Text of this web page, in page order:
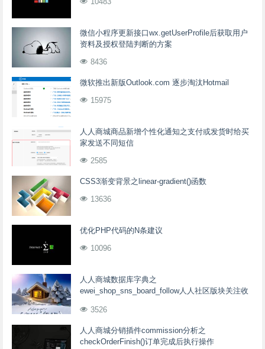
微信小程序更新接口wx.getUserProfile后获取用户
资料及授权登陆判断的方案
8436
微软推出新版Outlook.com 逐步淘汰Hotmail
15975
人人商城商品新增个性化通知之支付或发货时给买
家发送不同短信
2585
CSS3渐变背景之linear-gradient()函数
13636
优化PHP代码的N条建议
10096
人人商城数据库字典之
ewei_shop_sns_board_follow人人社区版块关注收
3526
人人商城分销插件commission分析之
checkOrderFinish()订单完成后执行操作